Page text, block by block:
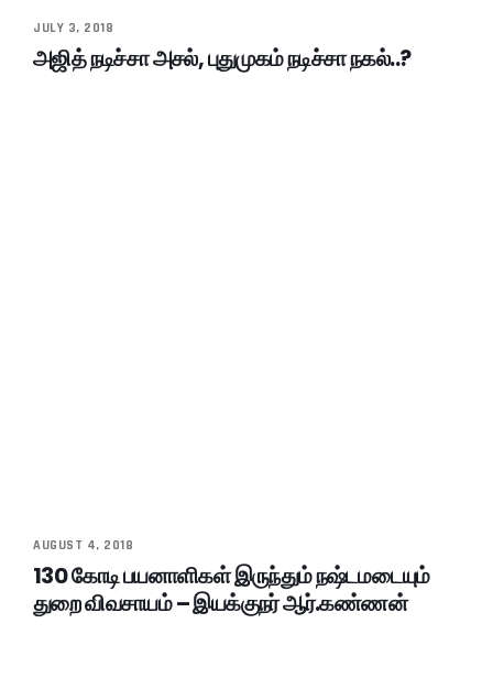
JULY 3, 2018
அஜித் நடிச்சா அசல், புதுமுகம் நடிச்சா நகல்..?
AUGUST 4, 2018
130 கோடி பயனாளிகள் இருந்தும் நஷ்டமடையும்
துறை விவசாயம் – இயக்குநர் ஆர்.கண்ணன்